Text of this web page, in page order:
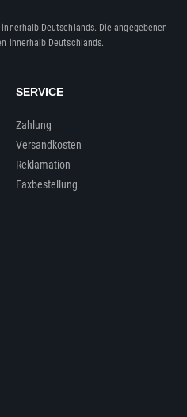
Deutschlands. Die angegebenen
innerhalb Deutschlands.
SERVICE
Zahlung
Versandkosten
Reklamation
Faxbestellung